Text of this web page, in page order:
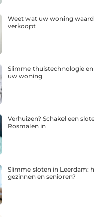
Weet wat uw woning
verkoopt
Slimme thuistechnologie
uw woning
Verhuizen? Schakel een
Rosmalen in
Slimme sloten in Leerdam:
gezinnen en senioren?